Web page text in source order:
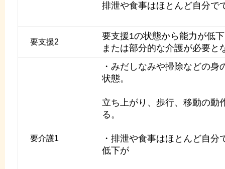
排泄や食事はほとんど自分で
要支援2
要支援1の状態から能力が低
または部分的な介護が必要と
要介護1
・みだしなみや掃除などの
状態。
立ち上がり、歩行、移動の動
る。
・排泄や食事はほとんど自
低下が